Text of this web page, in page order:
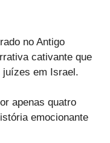
no Antigo
cativante que
juízes em Israel.
apenas quatro
emocionante